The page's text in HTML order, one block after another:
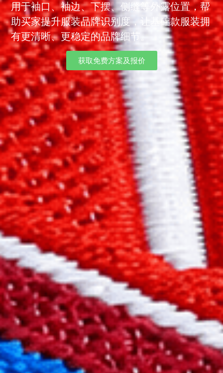
用于袖口、袖边、下摆、侧缝等外露位置，帮
助买家提升服装品牌识别度，让基础款服装拥
有更清晰、更稳定的品牌细节。
获取免费方案及报价